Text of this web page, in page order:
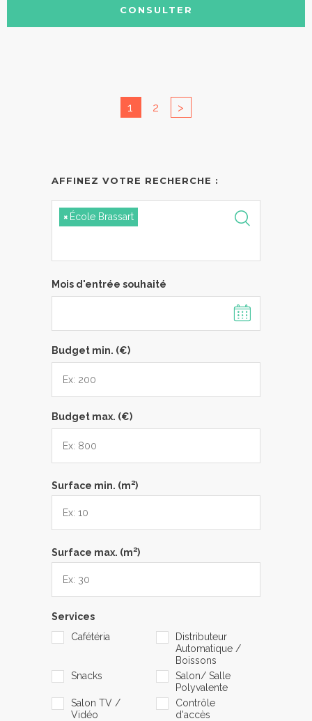
CONSULTER
1 2 >
AFFINEZ VOTRE RECHERCHE :
× École Brassart
Mois d'entrée souhaité
Budget min. (€)
Budget max. (€)
Surface min. (m2)
Surface max. (m2)
Services
Cafétéria
Distributeur
Automatique /
Boissons
Snacks
Salon/ Salle
Polyvalente
Salon TV /
Vidéo
Contrôle
d'accès